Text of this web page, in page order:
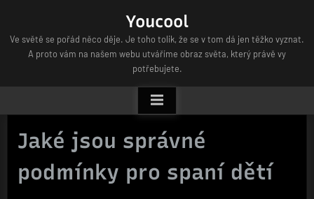
content
Youcool
Ve světě se pořád něco děje. Je toho tolik, že se v tom dá jen těžko vyznat.
A proto vám na našem webu utváříme obraz světa, který právě vy
potřebujete.
Jaké jsou správné
podmínky pro spaní dětí